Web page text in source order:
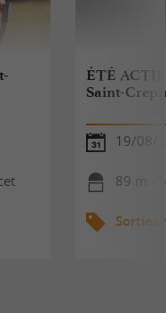
ÉTÉ
Saint-
19/08/
89 m -
Sorties